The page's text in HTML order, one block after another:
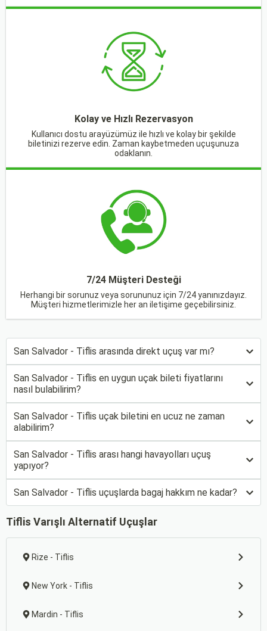
Kolay ve Hızlı Rezervasyon
Kullanıcı dostu arayüzümüz ile hızlı ve kolay bir şekilde
biletinizi rezerve edin. Zaman kaybetmeden uçuşunuza
odaklanın.
7/24 Müşteri Desteği
Herhangi bir sorunuz veya sorununuz için 7/24 yanınızdayız.
Müşteri hizmetlerimizle her an iletişime geçebilirsiniz.
San Salvador - Tiflis arasında direkt uçuş var mı?
San Salvador - Tiflis en uygun uçak bileti fiyatlarını
nasıl bulabilirim?
San Salvador - Tiflis uçak biletini en ucuz ne zaman
alabilirim?
San Salvador - Tiflis arası hangi havayolları uçuş
yapıyor?
San Salvador - Tiflis uçuşlarda bagaj hakkım ne kadar?
Tiflis Varışlı Alternatif Uçuşlar
Rize - Tiflis
New York - Tiflis
Mardin - Tiflis